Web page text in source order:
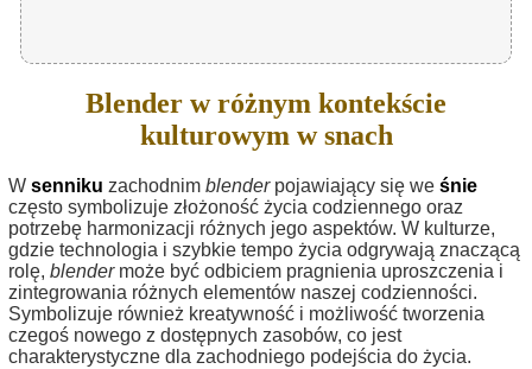
Blender w różnym kontekście
kulturowym w snach
W senniku zachodnim blenderpojawiający się we śnie
często symbolizuje złożoność życia codziennego oraz
potrzebę harmonizacji różnych jego aspektów. W kulturze,
gdzie technologia i szybkie tempo życia odgrywają znaczącą
rolę, blendermoże być odbiciem pragnienia uproszczenia i
zintegrowania różnych elementów naszej codzienności.
Symbolizuje również kreatywność i możliwość tworzenia
czegoś nowego z dostępnych zasobów, co jest
charakterystyczne dla zachodniego podejścia do życia.